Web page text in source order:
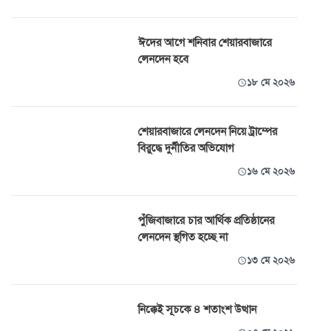
ঈদের আগে শনিবার শেয়ারবাজারে
লেনদেন হবে
১৮ মে ২০২৬
শেয়ারবাজারে লেনদেন নিয়ে ট্রাম্পের
বিরুদ্ধে দুর্নীতির অভিযোগ
১৬ মে ২০২৬
পুঁজিবাজারে চার আর্থিক প্রতিষ্ঠানের
লেনদেন স্থগিত হচ্ছে না
১৩ মে ২০২৬
নিক্কেই সূচকে ৪ শতাংশ উত্থান